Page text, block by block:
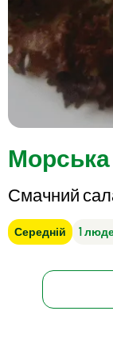
Смачний
Середній 1